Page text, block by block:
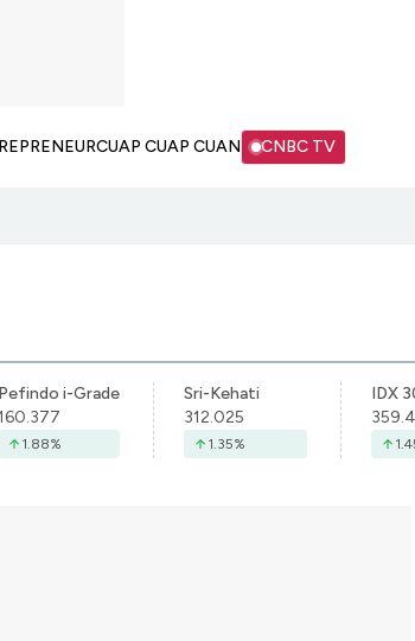
CUAP CUAP CUAN CNBC TV
Pefindo i-Grade
1.88%
Sri-Kehati
312.025
1.35%
IDX